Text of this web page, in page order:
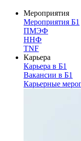
Мероприятия
Мероприятия Б1
ПМЭФ
ННФ
TNF
Карьера
Карьера в Б1
Вакансии в Б1
Карьерные